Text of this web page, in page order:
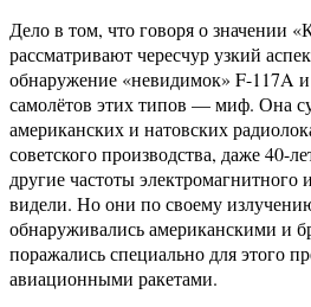
Дело в том, что говоря о значении
рассматривают чересчур узкий
обнаружение «невидимок» F-117A
самолётов этих типов — миф. Она
американских и натовских
советского производства, даже 40-
другие частоты электромагнитного
видели. Но они по своему
обнаруживались американскими и
поражались специально для этого
авиационными ракетами.